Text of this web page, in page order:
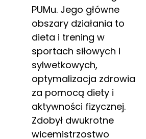
PUMu. Jego główne
obszary działania to
dieta i trening w
sportach siłowych i
sylwetkowych,
optymalizacja zdrowia
za pomocą diety i
aktywności fizycznej.
Zdobył dwukrotne
wicemistrzostwo